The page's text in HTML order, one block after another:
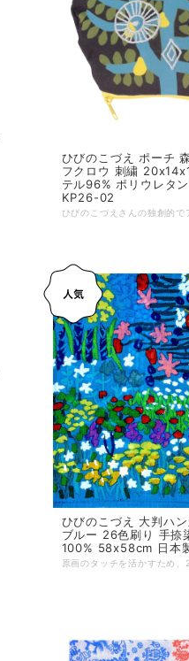
ひびのこづえ ポーチ 森に棲むもの /
フクロウ 刺繍
テル96% ポリウレタ
KP26-02
ひびのこづえ 大判ハ
ブルー 26色刷り 手捺
100% 58x58cm 日本